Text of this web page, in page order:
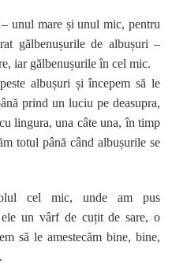
unul mare și unul mic, pentru
gălbenușurile de albușuri –
iar gălbenușurile în cel mic.
albușuri și începem să le
prind un luciu pe deasupra,
lingura, una câte una, în timp
totul până când albușurile se
cel mic, unde am pus
un vârf de cuțit de sare, o
să le amestecăm bine, bine,